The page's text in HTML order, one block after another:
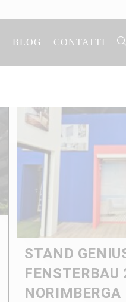
BLOG CONTATTI
STAND
FENSTERBAU
NORIMBERGA